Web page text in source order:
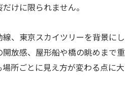
けに限られません。
、東京スカイツリーを背景にし
放感、屋形船や橋の眺めまで重
所ごとに見え方が変わる点に大